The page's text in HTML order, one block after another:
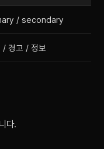
/ secondary
/ 경고 / 정보
다.